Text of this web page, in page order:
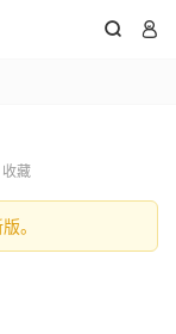
 
收藏
。